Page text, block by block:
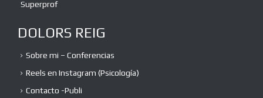
Superprof
DOLORS REIG
Sobre mi – Conferencias
Reels en Instagram (Psicología)
Contacto -Publi